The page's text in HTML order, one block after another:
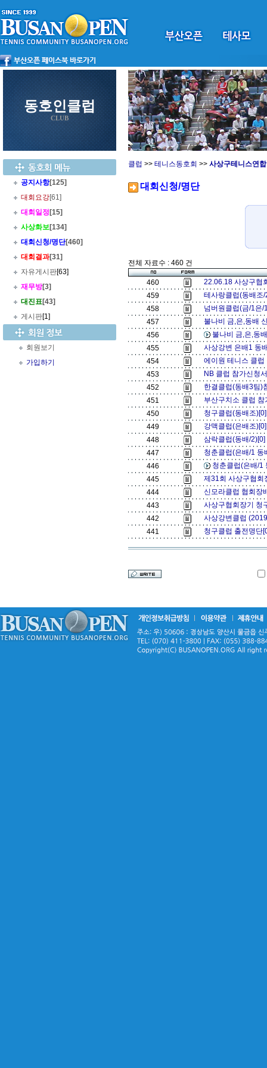
동호인클럽
CLUB
공지사항[125]
대회요강[61]
대회일정 [15]
사상화보[134]
대회신청/명단[460]
대회결과[31]
자유게시판[63]
재무방[3]
대진표[43]
게시판[1]
회원보기
가입하기
클럽 >> 테니스동호회 >> 사상구테니스연
대회신청/명단
전체 자료수 : 460 건
460
22.06.18 사상구협
459
테사랑클럽(동배
458
넘버원클럽(금/1은
457
불나비 금,은,동배
456
불나비 금,은,동
455
사상강변 은배1 동
454
에이원 테니스 클
453
NB 클럽 참가신청
452
한결클럽(동배3팀
451
부산구치소 클럽
450
청구클럽(동배조
449
강맥클럽(은배조
448
삼락클럽(동배/
447
청춘클럽(은배/1
446
청춘클럽(은배/
445
제31회 사상구협
444
신모라클럽 협회장
443
사상구협회장기
442
사상강변클럽
441
청구클럽 출전명